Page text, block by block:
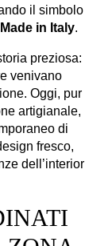
il simbolo
Made in Italy.
preziosa:
venivano
Oggi, pur
artigianale,
di
fresco,
dell’interior